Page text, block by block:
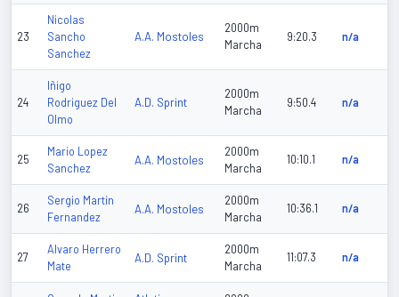
23
Nicolas
Sancho
Sanchez
A.A. Mostoles
2000m
Marcha
9:20.3 n/a
24
Iñigo
Rodriguez Del
Olmo
A.D. Sprint
2000m
Marcha
9:50.4 n/a
25
Mario Lopez
Sanchez
A.A. Mostoles
2000m
Marcha
10:10.1 n/a
26
Sergio Martin
Fernandez
A.A. Mostoles
2000m
Marcha
10:36.1 n/a
27
Alvaro Herrero
Mate
A.D. Sprint
2000m
Marcha
11:07.3 n/a